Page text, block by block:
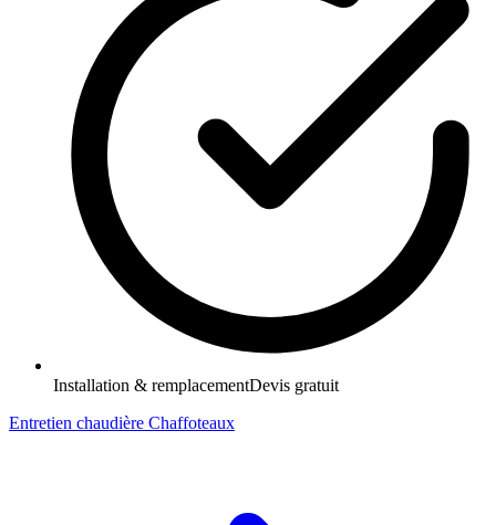
Installation & remplacementDevis gratuit
Entretien chaudière Chaffoteaux